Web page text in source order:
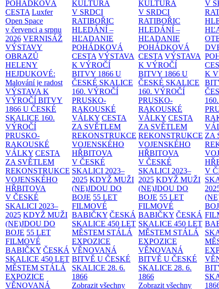
POHÁDKOVÁ
CESTA Luxfer
Open Space
v červenci a srpnu
2026 VERNISÁŽ
VÝSTAVY
OBRAZŮ
HELENY
HEJDUKOVÉ:
Malování je radost
VÝSTAVA K
VÝROČÍ BITVY
1866 U ČESKÉ
SKALICE 160.
VÝROČÍ
PRUSKO-
RAKOUSKÉ
VÁLKY CESTA
ZA SVĚTLEM
REKONSTRUKCE
VOJENSKÉHO
HŘBITOVA
V ČESKÉ
SKALICI 2023–
2025 KDYŽ MUŽI
(NE)JDOU DO
BOJE 55 LET
FILMOVÉ
BABIČKY ČESKÁ
SKALICE 450 LET
MĚSTEM STÁLÁ
EXPOZICE
VĚNOVANÁ
KULTURA
V SRDCI
RATIBOŘIC
HLEDÁNÍ –
HĽADANIE
POHÁDKOVÁ
CESTA VÝSTAVA
K VÝROČÍ
BITVY 1866 U
ČESKÉ SKALICE
160. VÝROČÍ
PRUSKO-
RAKOUSKÉ
VÁLKY CESTA
ZA SVĚTLEM
REKONSTRUKCE
VOJENSKÉHO
HŘBITOVA
V ČESKÉ
SKALICI 2023–
2025 KDYŽ MUŽI
(NE)JDOU DO
BOJE 55 LET
FILMOVÉ
BABIČKY ČESKÁ
SKALICE 450 LET
MĚSTEM STÁLÁ
EXPOZICE
VĚNOVANÁ
BITVĚ U ČESKÉ
SKALICE 28. 6.
1866
Zobrazit všechny
KULTURA
V SRDCI
RATIBOŘIC
HLEDÁNÍ –
HĽADANIE
POHÁDKOVÁ
CESTA VÝSTAVA
K VÝROČÍ
BITVY 1866 U
ČESKÉ SKALICE
160. VÝROČÍ
PRUSKO-
RAKOUSKÉ
VÁLKY CESTA
ZA SVĚTLEM
REKONSTRUKCE
VOJENSKÉHO
HŘBITOVA
V ČESKÉ
SKALICI 2023–
2025 KDYŽ MUŽI
(NE)JDOU DO
BOJE 55 LET
FILMOVÉ
BABIČKY ČESKÁ
SKALICE 450 LET
MĚSTEM STÁLÁ
EXPOZICE
VĚNOVANÁ
BITVĚ U ČESKÉ
SKALICE 28. 6.
1866
Zobrazit všechny
V
K
ZA
V